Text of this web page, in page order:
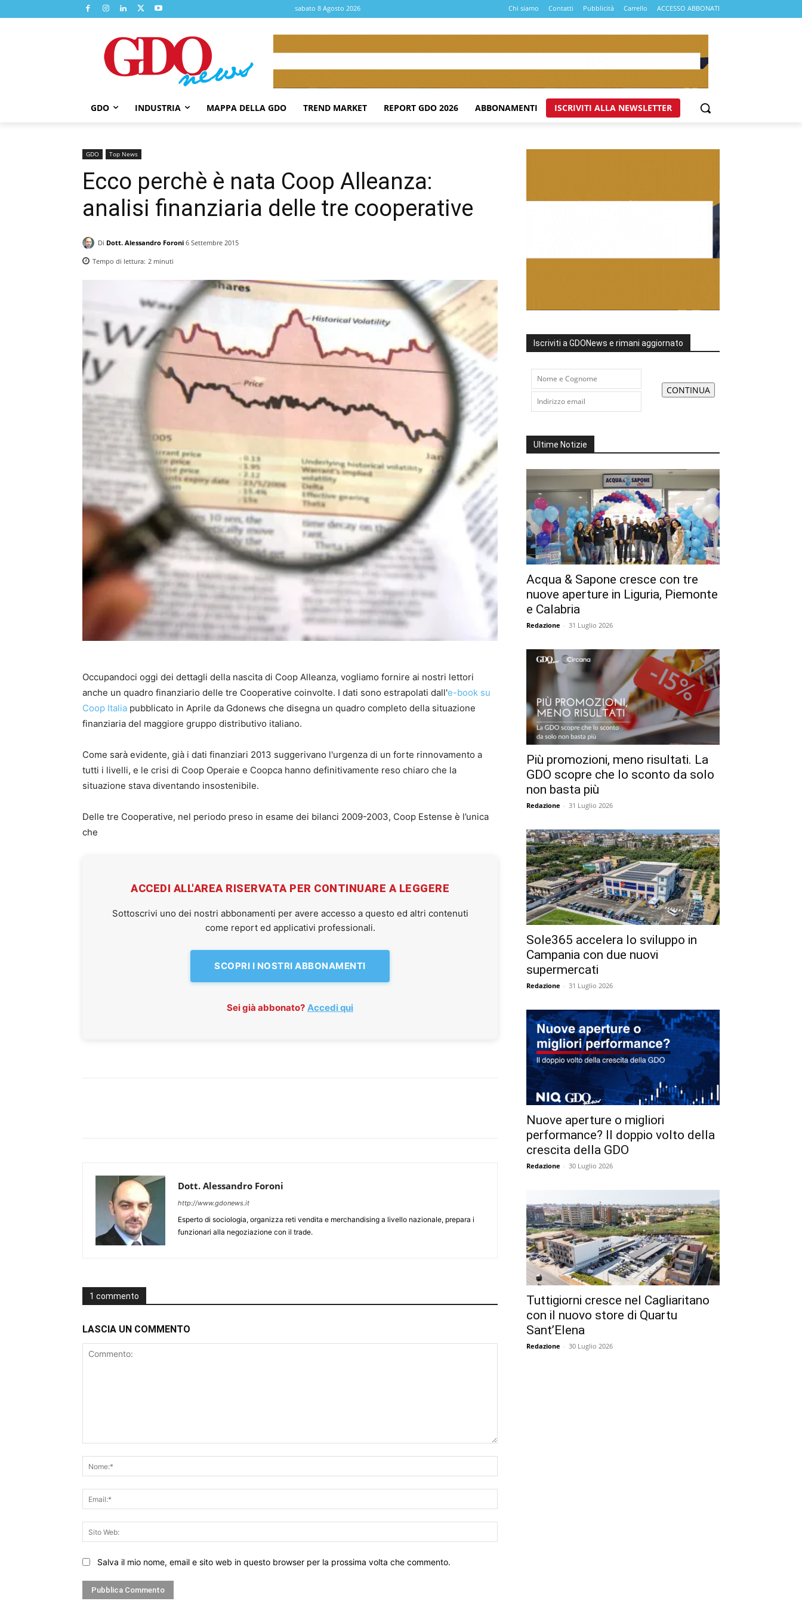
sabato 8 Agosto 2026 Chi siamo Contatti Pubblicità Carrello ACCESSO ABBONATI
GDO INDUSTRIA MAPPA DELLA GDO TREND MARKET REPORT GDO 2026 ABBONAMENTI ISCRIVITI ALLA NEWSLETTER
GDO Top News
Ecco perchè è nata Coop Alleanza:
analisi finanziaria delle tre cooperative
Di Dott. Alessandro Foroni 6 Settembre 2015
Tempo di lettura: 2 minuti
Occupandoci oggi dei dettagli della nascita di Coop Alleanza, vogliamo fornire ai nostri lettori
anche un quadro finanziario delle tre Cooperative coinvolte. I dati sono estrapolati dall'e-book su
Coop Italia pubblicato in Aprile da Gdonews che disegna un quadro completo della situazione
finanziaria del maggiore gruppo distributivo italiano.
Come sarà evidente, già i dati finanziari 2013 suggerivano l'urgenza di un forte rinnovamento a
tutti i livelli, e le crisi di Coop Operaie e Coopca hanno definitivamente reso chiaro che la
situazione stava diventando insostenibile.
Delle tre Cooperative, nel periodo preso in esame dei bilanci 2009-2003, Coop Estense è l’unica
che
ACCEDI ALL'AREA RISERVATA PER CONTINUARE A LEGGERE
Sottoscrivi uno dei nostri abbonamenti per avere accesso a questo ed altri contenuti
come report ed applicativi professionali.
SCOPRI I NOSTRI ABBONAMENTI
Sei già abbonato? Accedi qui
Dott. Alessandro Foroni
http://www.gdonews.it
Esperto di sociologia, organizza reti vendita e merchandising a livello nazionale, prepara i
funzionari alla negoziazione con il trade.
1 commento
LASCIA UN COMMENTO
Web:
Salva il mio nome, email e sito web in questo browser per la prossima volta che commento.
Iscriviti a GDONews e rimani aggiornato
Ultime Notizie
Acqua & Sapone cresce con tre
nuove aperture in Liguria, Piemonte
e Calabria
Redazione - 31 Luglio 2026
Più promozioni, meno risultati. La
GDO scopre che lo sconto da solo
non basta più
Redazione - 31 Luglio 2026
Sole365 accelera lo sviluppo in
Campania con due nuovi
supermercati
Redazione - 31 Luglio 2026
Nuove aperture o migliori
performance? Il doppio volto della
crescita della GDO
Redazione - 30 Luglio 2026
Tuttigiorni cresce nel Cagliaritano
con il nuovo store di Quartu
Sant’Elena
Redazione - 30 Luglio 2026